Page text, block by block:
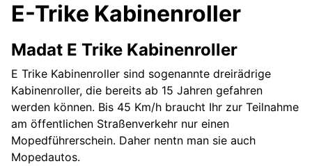
E-Trike Kabinenroller
Madat E Trike Kabinenroller
E Trike Kabinenroller sind sogenannte dreirädrige
Kabinenroller, die bereits ab 15 Jahren gefahren
werden können. Bis 45 Km/h braucht Ihr zur Teilnahme
am öffentlichen Straßenverkehr nur einen
Mopedführerschein. Daher nentn man sie auch
Mopedautos.